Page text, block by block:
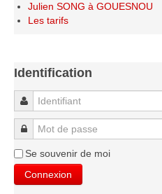
Julien SONG à GOUESNOU
Les tarifs
Identification
Identifiant
Mot de passe
Se souvenir de moi
Connexion